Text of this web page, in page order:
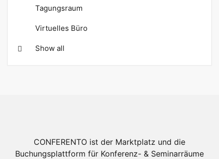
Tagungsraum
Virtuelles Büro
Show all
CONFERENTO ist der Marktplatz und die
Buchungsplattform für Konferenz- & Seminarräume